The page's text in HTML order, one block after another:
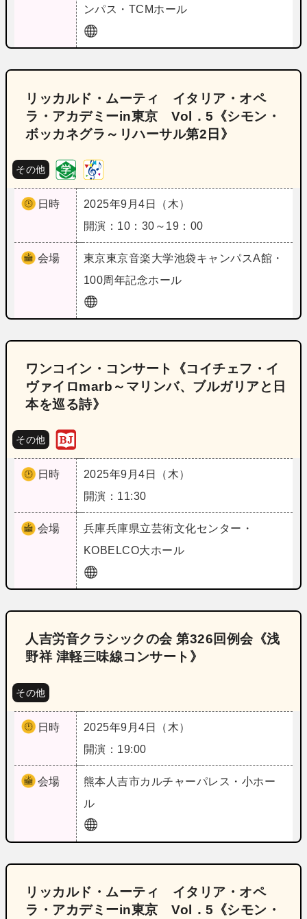
ンパス・TCMホール
リッカルド・ムーティ イタリア・オペ
ラ・アカデミーin東京 Vol．5《シモン・
ボッカネグラ～リハーサル第2日》
その他
日時
2025年9月4日（木）
開演：10：30～19：00
会場 東京東京音楽大学池袋キャンパスA館・
100周年記念ホール
ワンコイン・コンサート《コイチェフ・イ
ヴァイロmarb～マリンバ、ブルガリアと日
本を巡る詩》
その他
日時
2025年9月4日（木）
開演：11:30
会場 兵庫兵庫県立芸術文化センター・
KOBELCO大ホール
人吉労音クラシックの会 第326回例会《浅
野祥 津軽三味線コンサート》
その他
日時
2025年9月4日（木）
開演：19:00
会場 熊本 人吉市カルチャーパレス・小ホー
ル
リッカルド・ムーティ イタリア・オペ
ラ・アカデミーin東京 Vol．5《シモン・